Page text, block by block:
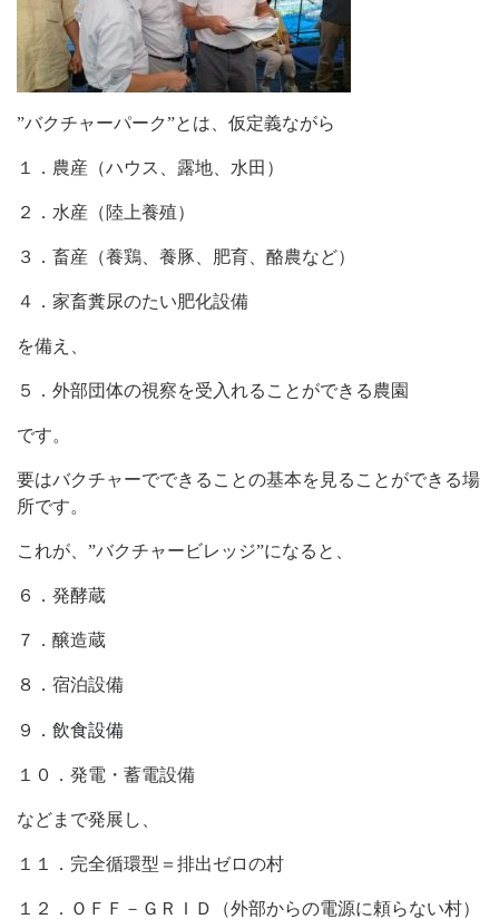
”バクチャーパーク”とは、仮定義ながら
１．農産（ハウス、露地、水田）
２．水産（陸上養殖）
３．畜産（養鶏、養豚、肥育、酪農など）
４．家畜糞尿のたい肥化設備
を備え、
５．外部団体の視察を受入れることができる農園
です。
要はバクチャーでできることの基本を見ることができる場
所です。
これが、”バクチャービレッジ”になると、
６．発酵蔵
７．醸造蔵
８．宿泊設備
９ ．飲食設備
１０．発電・蓄電設備
などまで発展し、
１１．完全循環型＝排出ゼロの村
１２．ＯＦＦ－ＧＲＩＤ（外部からの電源に頼らない村）